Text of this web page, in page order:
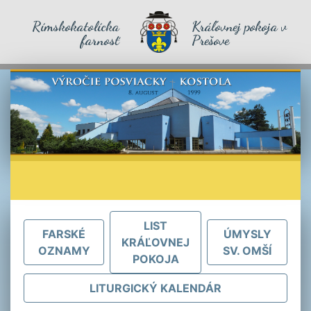
Rímskokatolícka
farnosť
Kráľovnej pokoja v
Prešove
FARSKÉ
OZNAMY
LIST
KRÁĽOVNEJ
POKOJA
ÚMYSLY
SV. OMŠÍ
LITURGICKÝ KALENDÁR